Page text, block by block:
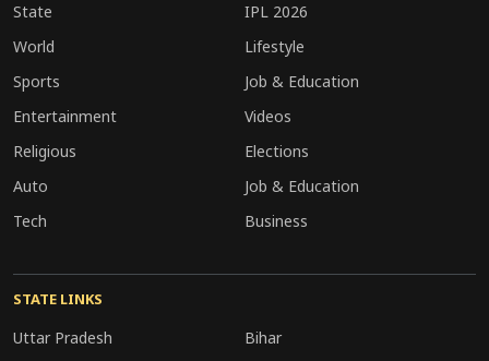
State
World
Sports
Entertainment
Religious
Auto
Tech
IPL 2026
Lifestyle
Job & Education
Videos
Elections
Job & Education
Business
STATE LINKS
Uttar Pradesh
Bihar